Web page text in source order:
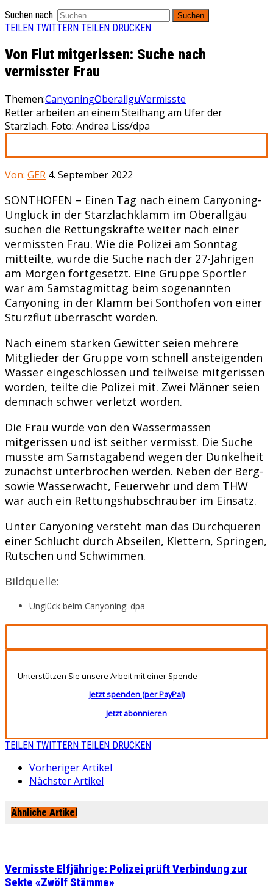
Suchen nach:
TEILEN TWITTERN TEILEN DRUCKEN
Von Flut mitgerissen: Suche nach
vermisster Frau
Themen:CanyoningOberallguVermisste
Retter arbeiten an einem Steilhang am Ufer der
Starzlach. Foto: Andrea Liss/dpa
Von: GER 4. September 2022
SONTHOFEN – Einen Tag nach einem Canyoning-
Unglück in der Starzlachklamm im Oberallgäu
suchen die Rettungskräfte weiter nach einer
vermissten Frau. Wie die Polizei am Sonntag
mitteilte, wurde die Suche nach der 27-Jährigen
am Morgen fortgesetzt. Eine Gruppe Sportler
war am Samstagmittag beim sogenannten
Canyoning in der Klamm bei Sonthofen von einer
Sturzflut überrascht worden.
Nach einem starken Gewitter seien mehrere
Mitglieder der Gruppe vom schnell ansteigenden
Wasser eingeschlossen und teilweise mitgerissen
worden, teilte die Polizei mit. Zwei Männer seien
demnach schwer verletzt worden.
Die Frau wurde von den Wassermassen
mitgerissen und ist seither vermisst. Die Suche
musste am Samstagabend wegen der Dunkelheit
zunächst unterbrochen werden. Neben der Berg-
sowie Wasserwacht, Feuerwehr und dem THW
war auch ein Rettungshubschrauber im Einsatz.
Unter Canyoning versteht man das Durchqueren
einer Schlucht durch Abseilen, Klettern, Springen,
Rutschen und Schwimmen.
Bildquelle:
Unglück beim Canyoning: dpa
Unterstützen Sie unsere Arbeit mit einer Spende
Jetzt spenden (per PayPal)
Jetzt abonnieren
TEILEN TWITTERN TEILEN DRUCKEN
Vorheriger Artikel
Nächster Artikel
Ähnliche Artikel
Vermisste Elfjährige: Polizei prüft Verbindung zur
Sekte «Zwölf Stämme»